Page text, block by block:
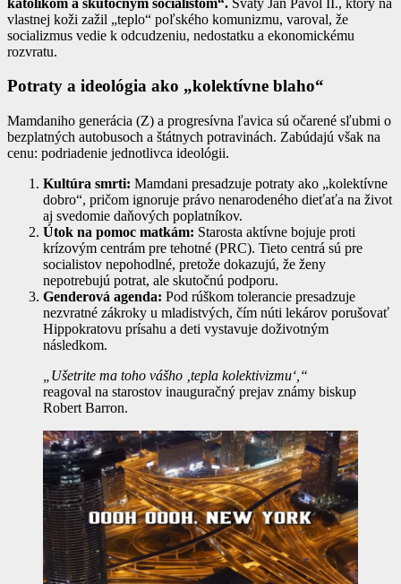
vlastnej koži zažil „teplo“ poľského komunizmu, varoval, že
socializmus vedie k odcudzeniu, nedostatku a ekonomickému
rozvratu.
Potraty a ideológia ako „kolektívne blaho“
Mamdaniho generácia (Z) a progresívna ľavica sú očarené sľubmi o
bezplatných autobusoch a štátnych potravinách. Zabúdajú však na
cenu: podriadenie jednotlivca ideológii.
Kultúra smrti: Mamdani presadzuje potraty ako „kolektívne
dobro“, pričom ignoruje právo nenarodeného dieťaťa na život
aj svedomie daňových poplatníkov.
Útok na pomoc matkám: Starosta aktívne bojuje proti
krízovým centrám pre tehotné (PRC). Tieto centrá sú pre
socialistov nepohodlné, pretože dokazujú, že ženy
nepotrebujú potrat, ale skutočnú podporu.
Genderová agenda: Pod rúškom tolerancie presadzuje
nezvratné zákroky u mladistvých, čím núti lekárov porušovať
Hippokratovu prísahu a deti vystavuje doživotným
následkom.
„Ušetrite ma toho vášho ‚tepla kolektivizmu‘,“
reagoval na starostov inauguračný prejav známy biskup
Robert Barron.